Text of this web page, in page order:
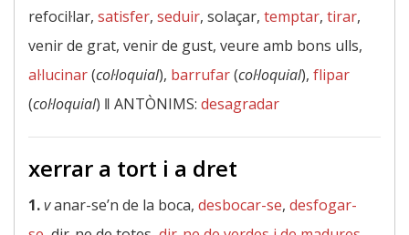
refocil·lar, satisfer, seduir, solaçar, temptar, tirar,
venir de grat, venir de gust, veure amb bons ulls,
al·lucinar(col·loquial), barrufar(col·loquial), flipar
(col·loquial) ‖ ANTÒNIMS: desagradar
xerrar a tort i a dret
1.vanar-se’n de la boca, desbocar-se, desfogar-